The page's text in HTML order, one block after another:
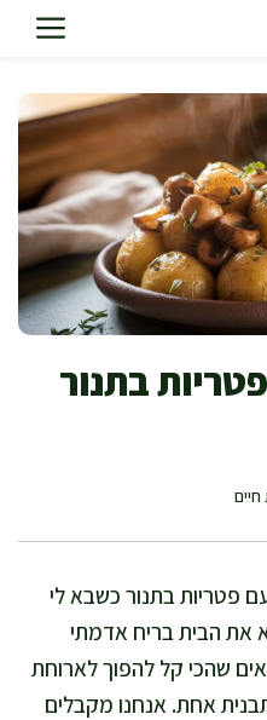
בתנור
חיים
פטריות בתנור כשבא לי
את הבית בריח אדמתי
שהכי קל להפוך לארוחת
אחת. אנחנו מקבלים